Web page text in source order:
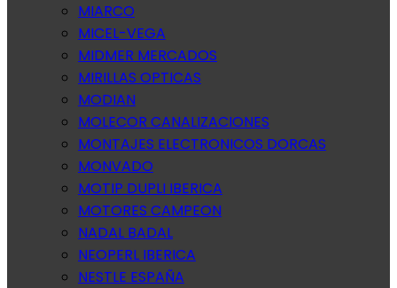
MIARCO
MICEL-VEGA
MIDMER MERCADOS
MIRILLAS OPTICAS
MODIAN
MOLECOR CANALIZACIONES
MONTAJES ELECTRONICOS DORCAS
MONVADO
MOTIP DUPLI IBERICA
MOTORES CAMPEON
NADAL BADAL
NEOPERL IBERICA
NESTLE ESPAÑA